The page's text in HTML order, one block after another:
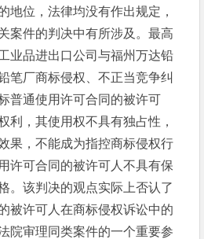
地位，法律均没有作出规定，
案件的判决中有所涉及。最高
业品进出口公司与福州万达铅
笔厂商标侵权、不正当竞争纠
普通使用许可合同的被许可
利，其使用权不具有独占性，
果，不能成为指控商标侵权行
许可合同的被许可人不具有保
。该判决的观点实际上否认了
被许可人在商标侵权诉讼中的
院审理同类案件的一个重要参